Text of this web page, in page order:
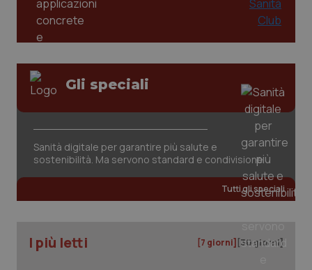
Gli speciali
Sanità digitale per garantire più salute e
sostenibilità. Ma servono standard e condivisione
Tutti gli speciali
I più letti [7 giorni] [30 giorni]
tracking-sites-ironfish-
www.quotidianosanita.it
2
session-id
www.quotidianosanita.it
2
_ga
Google LLC